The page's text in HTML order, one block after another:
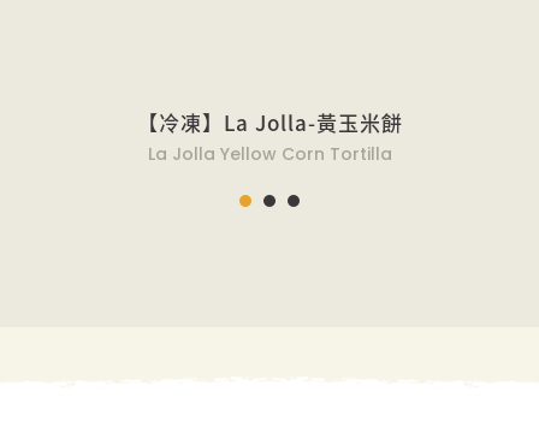
【冷凍】La Jolla-黃玉米餅
La Jolla Yellow Corn Tortilla